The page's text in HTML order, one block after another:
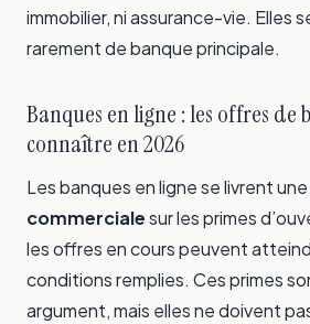
immobilier, ni assurance-vie. Elles
rarement de banque principale.
Banques en ligne : les offres de
connaître en 2026
Les banques en ligne se livrent une
commercialesur les primes
les offres en cours peuvent
conditions remplies. Ces primes
argument, mais elles ne doivent